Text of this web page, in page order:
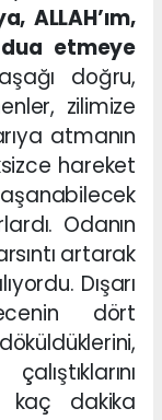
ALLAH’ım,
dua etmeye
doğru,
zilimize
atmanın
hareket
Odanın
artarak
Dışarı
dört
kaç dakika